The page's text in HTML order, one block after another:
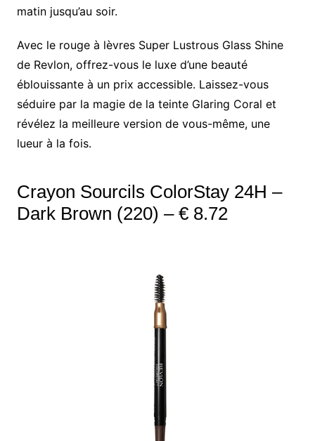
matin jusqu’au soir.
Avec le rouge à lèvres Super Lustrous Glass Shine
de Revlon, offrez-vous le luxe d’une beauté
éblouissante à un prix accessible. Laissez-vous
séduire par la magie de la teinte Glaring Coral et
révélez la meilleure version de vous-même, une
lueur à la fois.
Crayon Sourcils ColorStay 24H –
Dark Brown (220) – € 8.72